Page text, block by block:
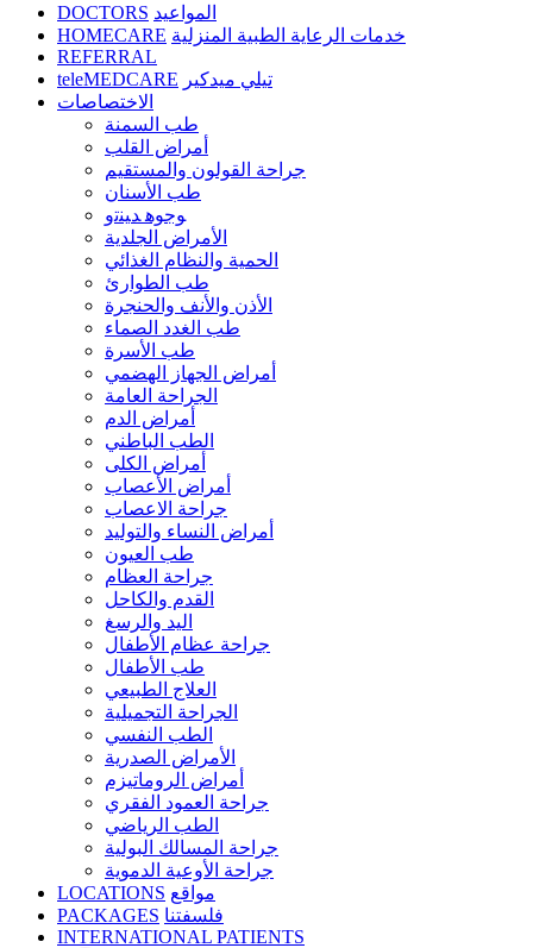
DOCTORS المواعيد
HOMECARE خدمات الرعاية الطبية المنزلية
REFERRAL
teleMEDCARE تيلي ميدكير
الاختصاصات
طب السمنة
أمراض القلب
جراحة القولون والمستقيم
طب الأسنان
ﻮﺟﻮﻫ ﺪﻴﻨﺗﻭ
الأمراض الجلدية
الحمية والنظام الغذائي
طب الطوارئ
الأذن والأنف والحنجرة
طب الغدد الصماء
طب الأسرة
أمراض الجهاز الهضمي
الجراحة العامة
أمراض الدم
الطب الباطني
أمراض الكلى
أمراض الأعصاب
جراحة الاعصاب
أمراض النساء والتوليد
طب العيون
جراحة العظام
القدم والكاحل
اليد والرسغ
جراحة عظام الأطفال
طب الأطفال
العلاج الطبيعي
الجراحة التجميلية
الطب النفسي
الأمراض الصدرية
أمراض الروماتيزم
جراحة العمود الفقري
الطب الرياضي
جراحة المسالك البولية
جراحة الأوعية الدموية
LOCATIONS مواقع
PACKAGES فلسفتنا
INTERNATIONAL PATIENTS